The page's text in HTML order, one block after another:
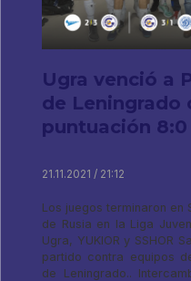
Ugra venció a
de Leningrado
puntuación 8:0
21.11.2021 / 21:12
Los juegos terminaron en
de Rusia en la Liga
Ugra, YUKIOR y SSHOR
partido contra equipos
de Leningrado..